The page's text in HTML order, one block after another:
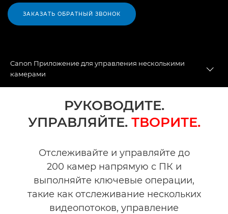
ЗАКАЗАТЬ ОБРАТНЫЙ ЗВОНОК
Canon Приложение для управления несколькими
камерами
Общая информация
Технические характеристики
РУКОВОДИТЕ.
УПРАВЛЯЙТЕ. ТВОРИТЕ.
Отслеживайте и управляйте до
200 камер напрямую с ПК и
выполняйте ключевые операции,
такие как отслеживание нескольких
видеопотоков, управление